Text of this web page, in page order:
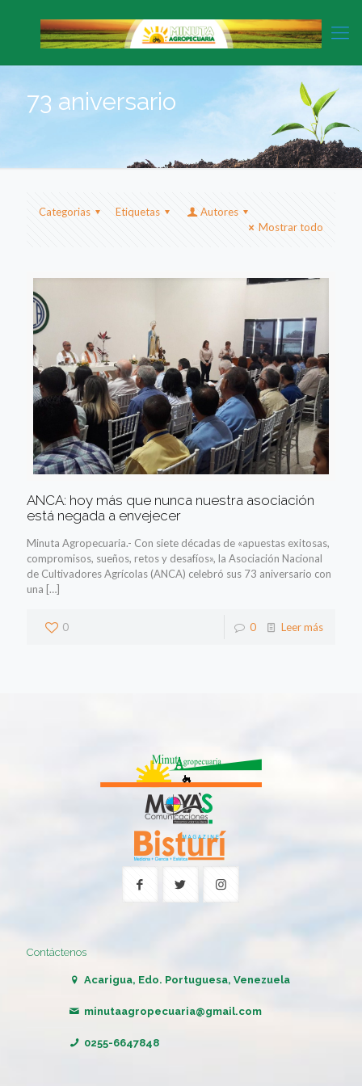
73 aniversario
Categorias Etiquetas
Autores
Mostrar todo
ANCA: hoy más que nunca nuestra asociación
está negada a envejecer
Minuta Agropecuaria.- Con siete décadas de «apuestas exitosas,
compromisos, sueños, retos y desafíos», la Asociación Nacional
de Cultivadores Agrícolas (ANCA) celebró sus 73 aniversario con
una […]
0 0 Leer más
Contáctenos
Acarigua, Edo. Portuguesa, Venezuela
minutaagropecuaria@gmail.com
0255-6647848